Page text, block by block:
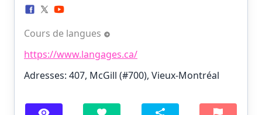
Cours de langues
https://www.langages.ca/
Adresses: 407, McGill (#700), Vieux-Montréal